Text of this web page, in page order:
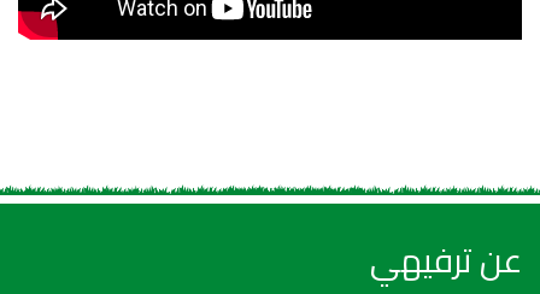
عن ترفيهي